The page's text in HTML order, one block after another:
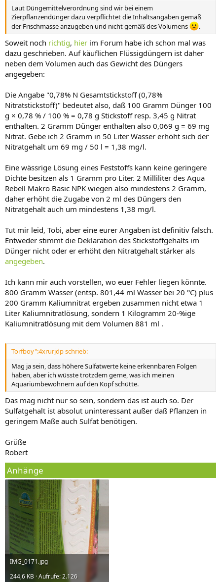
Laut Düngemittelverordnung sind wir bei einem
Zierpflanzendünger dazu verpflichtet die Inhaltsangaben gemäß
der Frischmasse anzugeben und nicht gemäß des Volumens
.
Soweit noch richtig, hier im Forum habe ich schon mal was
dazu geschrieben. Auf käuflichen Flüssigdüngern ist daher
neben dem Volumen auch das Gewicht des Düngers
angegeben:
Die Angabe "0,78% N Gesamtstickstoff (0,78%
Nitratstickstoff)" bedeutet also, daß 100 Gramm Dünger 100
g × 0,78 % / 100 % = 0,78 g Stickstoff resp. 3,45 g Nitrat
enthalten. 2 Gramm Dünger enthalten also 0,069 g = 69 mg
Nitrat. Gebe ich 2 Gramm in 50 Liter Wasser erhöht sich der
Nitratgehalt um 69 mg / 50 l = 1,38 mg/l.
Eine wässrige Lösung eines Feststoffs kann keine geringere
Dichte besitzen als 1 Gramm pro Liter. 2 Milliliter des Aqua
Rebell Makro Basic NPK wiegen also mindestens 2 Gramm,
daher erhöht die Zugabe von 2 ml des Düngers den
Nitratgehalt auch um mindestens 1,38 mg/l.
Tut mir leid, Tobi, aber eine eurer Angaben ist definitiv falsch.
Entweder stimmt die Deklaration des Stickstoffgehalts im
Dünger nicht oder er erhöht den Nitratgehalt stärker als
angegeben.
Ich kann mir auch vorstellen, wo euer Fehler liegen könnte.
800 Gramm Wasser (entsp. 801,44 ml Wasser bei 20 °C) plus
200 Gramm Kaliumnitrat ergeben zusammen nicht etwa 1
Liter Kaliumnitratlösung, sondern 1 Kilogramm 20-%ige
Kaliumnitratlösung mit dem Volumen 881 ml .
Torfboy":4xrurjdp schrieb:
Mag ja sein, dass höhere Sulfatwerte keine erkennbaren Folgen
haben, aber ich wüsste trotzdem gerne, was ich meinen
Aquariumbewohnern auf den Kopf schütte.
Das mag nicht nur so sein, sondern das ist auch so. Der
Sulfatgehalt ist absolut uninteressant außer daß Pflanzen in
geringem Maße auch Sulfat benötigen.
Grüße
Robert
Anhänge
IMG_0171.jpg
244,6 KB · Aufrufe: 2.126